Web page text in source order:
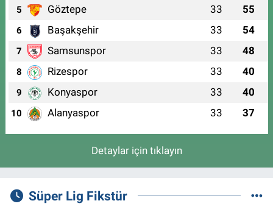
5 Göztepe 33 55
6 Başakşehir 33 54
7 Samsunspor 33 48
8 Rizespor 33 40
9 Konyaspor 33 40
10 Alanyaspor 33 37
Detaylar için tıklayın
Süper Lig Fikstür